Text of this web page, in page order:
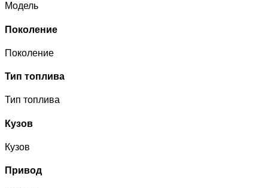
Модель
Поколение
Поколение
Тип топлива
Тип топлива
Кузов
Кузов
Привод